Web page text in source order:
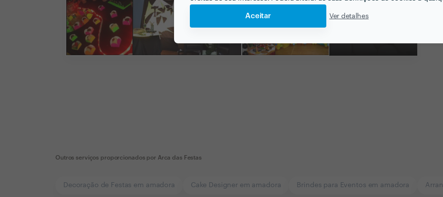
Aceitar Ver detalhes
Outros serviços proporcionados por Arca das Festas
Decoração de Festas em amadora Cake Designer em amadora Brindes para Eventos em amadora